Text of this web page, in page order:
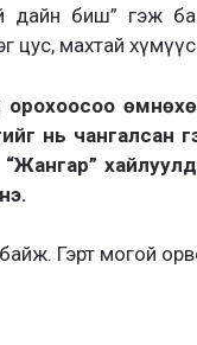
дайн биш” гэж
цус, махтай
орохоосоо
нь чангалсан
Гэрт могой